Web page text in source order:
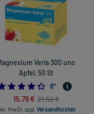
Verla 300 uno
Apfel, 50 St
4.375
8*
15,79 € 21,50 €
MwSt. zzgl. Versandkosten